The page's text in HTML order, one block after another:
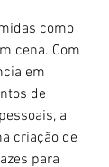
como
cena. Com
em
de
a
criação de
para